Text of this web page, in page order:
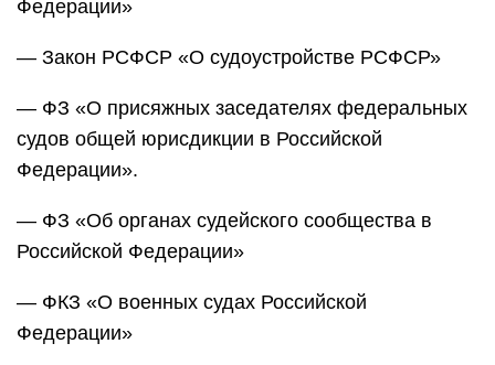
Федерации»
— Закон РСФСР «О судоустройстве РСФСР»
— ФЗ «О присяжных заседателях федеральных
судов общей юрисдикции в Российской
Федерации».
— ФЗ «Об органах судейского сообщества в
Российской Федерации»
— ФКЗ «О военных судах Российской
Федерации»